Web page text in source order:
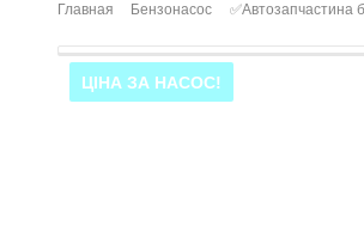
Главная Бензонасос ✅Автозапчастина
ЦІНА ЗА НАСОС!